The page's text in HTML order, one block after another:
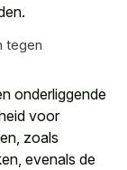
tegen
onderliggende
voor
zoals
evenals de